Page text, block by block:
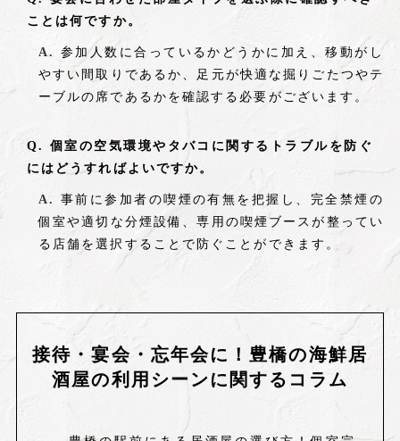
ことは何ですか。
参加人数に合っているかどうかに加え、移動がし
やすい間取りであるか、足元が快適な掘りごたつやテ
ーブルの席であるかを確認する必要がございます。
個室の空気環境やタバコに関するトラブルを防ぐ
にはどうすればよいですか。
事前に参加者の喫煙の有無を把握し、完全禁煙の
個室や適切な分煙設備、専用の喫煙ブースが整ってい
る店舗を選択することで防ぐことができます。
接待・宴会・忘年会に！豊橋の海鮮居
酒屋の利用シーンに関するコラム